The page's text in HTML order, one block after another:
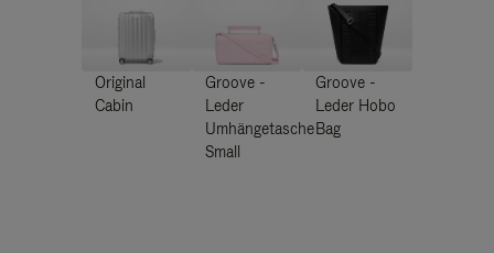
Original
Cabin
Groove -
Leder
Umhängetasche
Small
Groove -
Leder Hobo
Bag